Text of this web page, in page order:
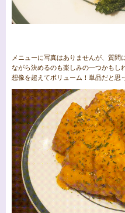
メニューに写真はありませんが、質問
ながら決めるのも楽しみの一つかもし
想像を超えてボリューム！単品だと思